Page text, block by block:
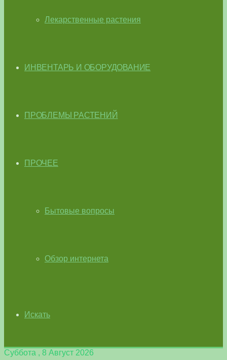
Лекарственные растения
ИНВЕНТАРЬ И ОБОРУДОВАНИЕ
ПРОБЛЕМЫ РАСТЕНИЙ
ПРОЧЕЕ
Бытовые вопросы
Обзор интернета
Искать
Суббота , 8 Август 2026